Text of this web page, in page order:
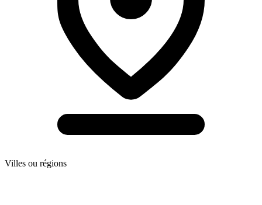
Villes ou régions